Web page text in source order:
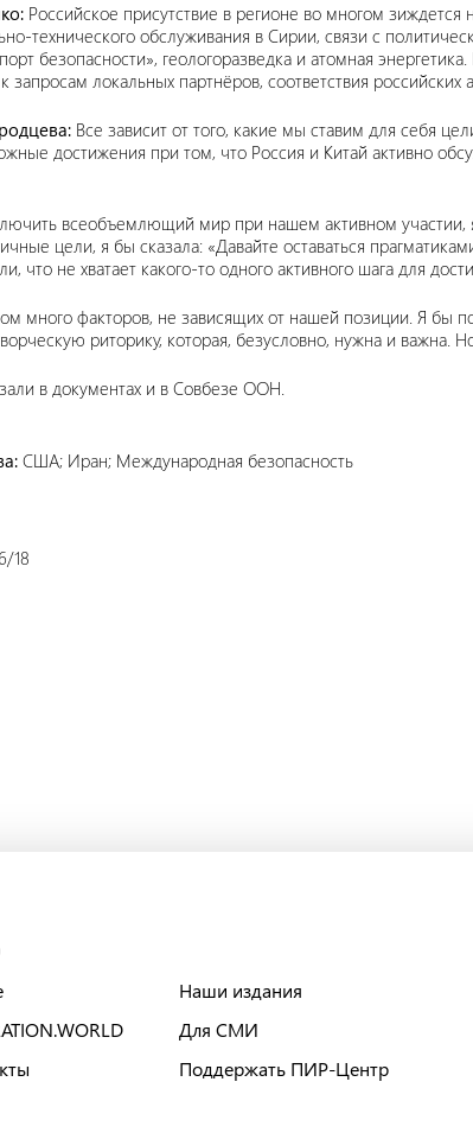
Российское присутствие в регионе во многом
технического обслуживания в Сирии, связи с
безопасности», геологоразведка и атомная
запросам локальных партнёров, соответствия
Все зависит от того, какие мы ставим для себя
достижения при том, что Россия и Китай активно
всеобъемлющий мир при нашем активном участии,
цели, я бы сказала: «Давайте оставаться
что не хватает какого-то одного активного шага для
много факторов, не зависящих от нашей позиции. Я бы
риторику, которая, безусловно, нужна и важна.
в документах и в Совбезе ООН.
США; Иран; Международная безопасность
18
Наши издания
Для СМИ
Поддержать ПИР-Центр